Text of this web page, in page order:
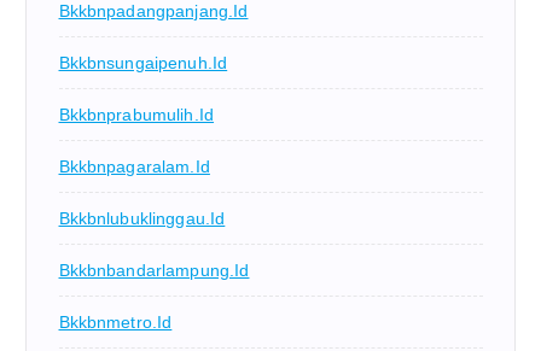
Bkkbnpadangpanjang.id
Bkkbnsungaipenuh.id
Bkkbnprabumulih.id
Bkkbnpagaralam.id
Bkkbnlubuklinggau.id
Bkkbnbandarlampung.id
Bkkbnmetro.id